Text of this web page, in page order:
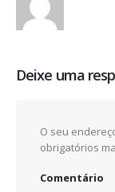
Deixe uma
O seu
obrigatórios
Comentário